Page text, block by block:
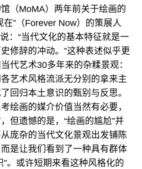
（MoMA）两年前关于绘画的
在”（Forever Now）的策展人
：“当代文化的基本特征就是一
修辞的冲动。”这种表述似乎更
代艺术30多年来的杂糅景观：
艺术风格流派无分别的拿来主
回归本土意识的甄别与反思。
绘画的媒介价值当然有必要，
但遗憾的是，“绘画的尴尬”并
庞杂的当代文化景观出发铺陈
是让我们看到了一种具有群体
”。或许短期来看这种风格化的